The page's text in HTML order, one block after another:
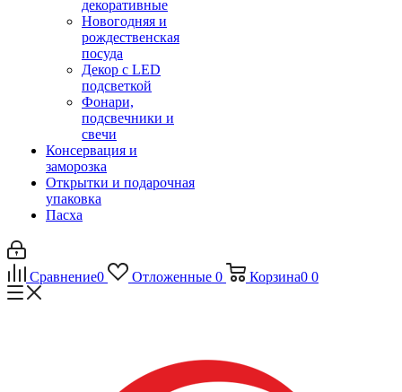
декоративные
Новогодняя и
рождественская
посуда
Декор с LED
подсветкой
Фонари,
подсвечники и
свечи
Консервация и
заморозка
Открытки и подарочная
упаковка
Пасха
Сравнение0 Отложенные 0 Корзина0 0